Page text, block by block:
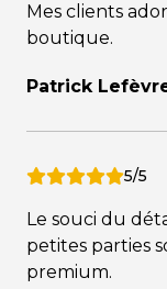
Mes clients
boutique.
Patrick
5/5
Le souci du
petites parties
premium.